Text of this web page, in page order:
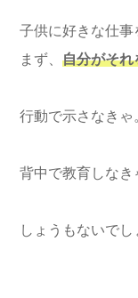
子供に好きな仕事
まず、 自分がそれ
行動で示さなきゃ
背中で教育しなき
しょうもないでし